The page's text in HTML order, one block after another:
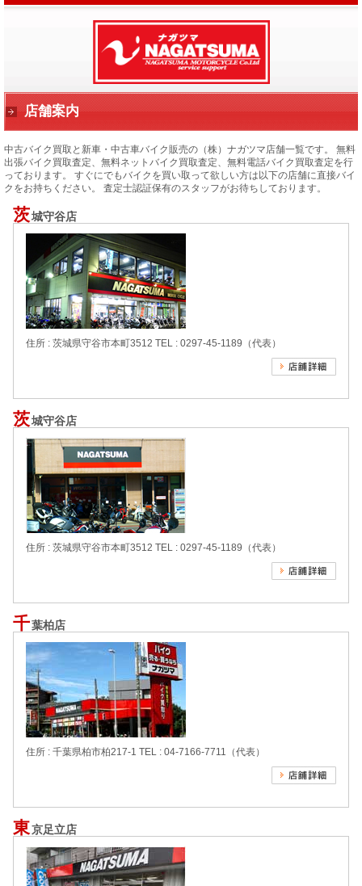
店舗案内
中古バイク買取と新車・中古車バイク販売の（株）ナガツマ店舗一覧です。
無料
出張バイク買取査定、無料ネットバイク買取査定、無料電話バイク買取査定を行
っております。
すぐにでもバイクを買い取って欲しい方は以下の店舗に直接バイ
クをお持ちください。
査定士認証保有のスタッフがお待ちしております。
茨城守谷店
住所 : 茨城県守谷市本町3512 TEL : 0297-45-1189（代表）
茨城守谷店
住所 : 茨城県守谷市本町3512 TEL : 0297-45-1189（代表）
千葉柏店
住所 : 千葉県柏市柏217-1 TEL : 04-7166-7711（代表）
東京足立店